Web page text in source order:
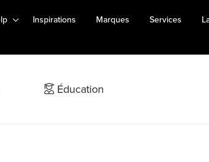
Inspirations Marques Services
Éducation